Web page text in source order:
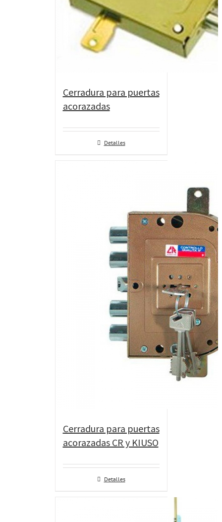
Cerradura para puertas
acorazadas
Detalles
Cerradura para puertas
acorazadas CR y KIUSO
Detalles